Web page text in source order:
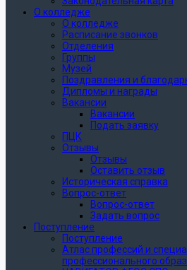
О колледже
О колледже
Расписание звонков
Отделения
Группы
Музей
Поздравления и
Дипломы и награды
Вакансии
Вакансии
Подать заявку
ПЦК
Отзывы
Отзывы
Оставить отзыв
Историческая справка
Вопрос-ответ
Вопрос-ответ
Задать вопрос
Поступление
Поступление
Атлас профессий и
профессионального